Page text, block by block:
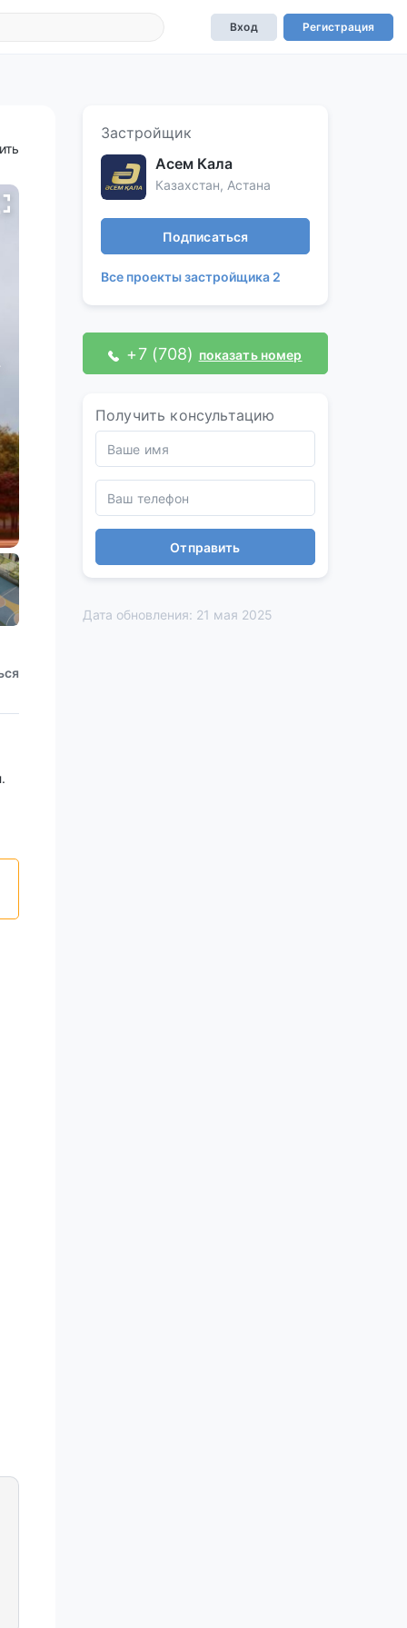
Вход Регистрация
Застройщик
Асем Кала
Казахстан, Астана
Подписаться
Все проекты застройщика 2
+7 (708) показать номер
Получить консультацию
Отправить
Дата обновления: 21 мая 2025